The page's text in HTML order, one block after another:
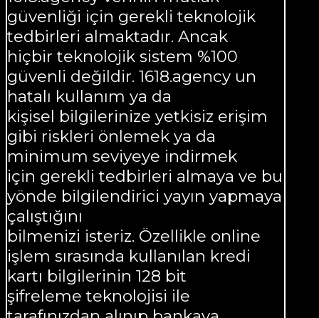
güvenliği için gerekli teknolojik
tedbirleri almaktadır. Ancak
hiçbir teknolojik sistem %100
güvenli değildir. 1618.agency un
hatalı kullanım ya da
kişisel bilgilerinize yetkisiz erişim
gibi riskleri önlemek ya da
minimum seviyeye indirmek
için gerekli tedbirleri almaya ve bu
yönde bilgilendirici yayın yapmaya
çalıştığını
bilmenizi isteriz. Özellikle online
işlem sırasında kullanılan kredi
kartı bilgilerinin 128 bit
şifreleme teknolojisi ile